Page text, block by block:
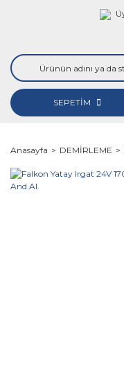
SEPETİM
Anasayfa DEMİRLEME